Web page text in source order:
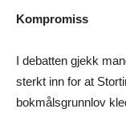
Kompromiss
I debatten gjekk
sterkt inn for at
bokmålsgrunnlov